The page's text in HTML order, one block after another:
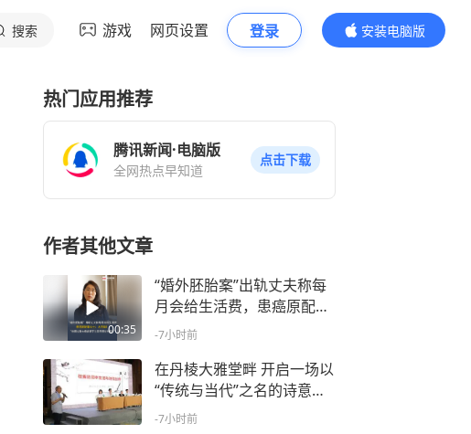
搜索 游戏 网页设置 登录
安装电脑版
内容更精彩
热门应用推荐
腾讯新闻·电脑版
全网热点早知道
点击下载
作者其他文章
00:35
“婚外胚胎案”出轨丈夫称每
月会给生活费，患癌原配朱
女士：“太荒诞！给得过重大
现在身体状况入职体检都过
不了，笑称自己最后还可以
开网约车
-7小时前
在丹棱大雅堂畔 开启一场以
“传统与当代”之名的诗意对
话
-7小时前